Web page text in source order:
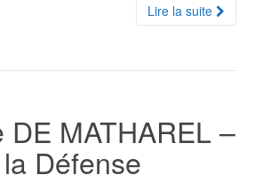
Lire la suite
DE MATHAREL –
Défense